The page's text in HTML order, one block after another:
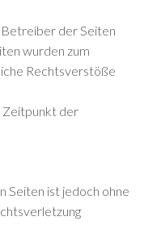
der Seiten
wurden zum
Rechtsverstöße
Zeitpunkt der
Seiten ist jedoch ohne